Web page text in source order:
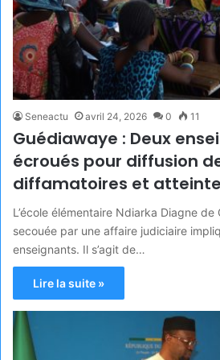
Seneactu avril 24, 2026 0 11
Guédiawaye : Deux
écroués pour diffusion
diffamatoires et
L’école élémentaire Ndiarka Diagne
secouée par une affaire judiciaire
enseignants. Il s’agit de…
Lire la suite »